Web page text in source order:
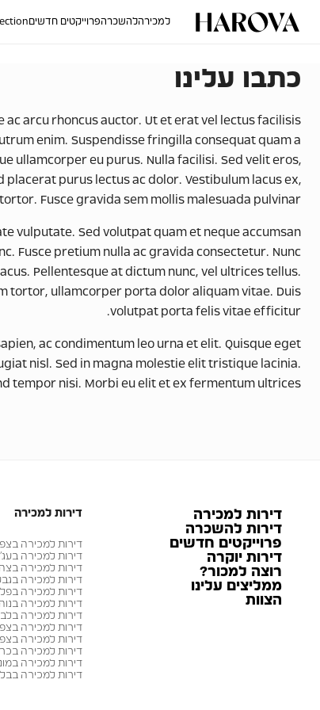
למכירהלהשכרהפרוייקטים חדשים
כתבו עלינו
arcu rhoncus auctor. Ut et erat vel lectus facilisis
enim. Suspendisse fringilla consequat quam a
ullamcorper eu purus. Nulla facilisi. Sed velit eros,
purus lectus ac dolor. Vestibulum lacus ex,
Fusce gravida sem mollis malesuada pulvinar.
vulputate. Sed volutpat quam et neque accumsan
Fusce pretium nulla ac gravida consectetur. Nunc
Pellentesque at dictum nunc, vel ultrices tellus.
tortor, ullamcorper porta dolor aliquam vitae. Duis
volutpat porta felis vitae efficitur.
ac condimentum leo urna et elit. Quisque eget
nisl. Sed in magna molestie elit tristique lacinia.
tempor nisi. Morbi eu elit et ex fermentum ultrices.
דירות למכירה
דירות להשכרה
פרוייקטים חדשים
דירות יוקרה
רוצה למכור?
ממליצים עלינו
הצוות
דירות למכירה
דירות למכירה
דירות למכירה
דירות למכירה
דירות למכירה
דירות למכירה
דירות למכירה
דירות למכירה
דירות למכירה
דירות למכירה
דירות למכירה
דירות למכירה
דירות למכירה